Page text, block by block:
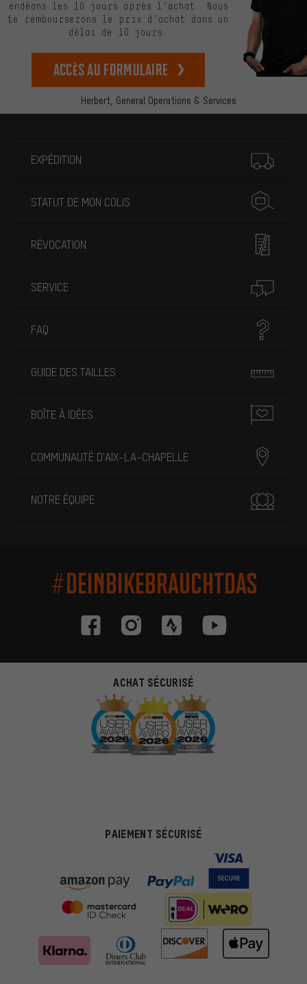
Herbert, General Operations & Services
endéans les 10 jours après l’achat. Nous
te rembourserons le prix d’achat dans un
délai de 10 jours.
Accès au formulaire
EXPÉDITION
STATUT DE MON COLIS
RÉVOCATION
SERVICE
FAQ
GUIDE DES TAILLES
BOÎTE À IDÉES
COMMUNAUTÉ D'AIX-LA-CHAPELLE
NOTRE ÉQUIPE
#DEINBIKEBRAUCHTDAS
ACHAT SÉCURISÉ
PAIEMENT SÉCURISÉ